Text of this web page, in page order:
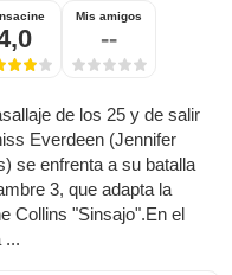
Mis amigos
--
de los 25 y de salir
Everdeen (Jennifer
se enfrenta a su batalla
3, que adapta la
Collins "Sinsajo".En el
...